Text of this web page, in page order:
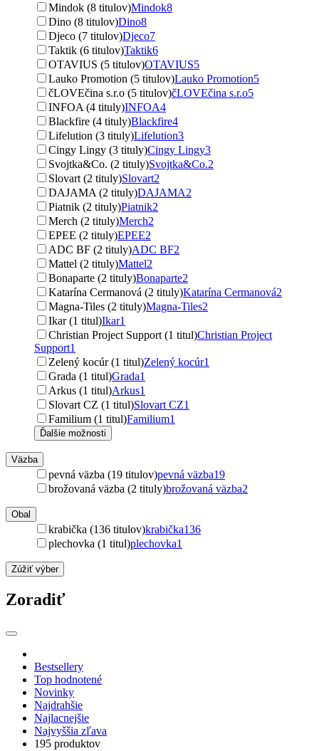
Mindok (8 titulov)Mindok8
Dino (8 titulov)Dino8
Djeco (7 titulov)Djeco7
Taktik (6 titulov)Taktik6
OTAVIUS (5 titulov)OTAVIUS5
Lauko Promotion (5 titulov)Lauko Promotion5
čLOVEčina s.r.o (5 titulov)čLOVEčina s.r.o5
INFOA (4 tituly)INFOA4
Blackfire (4 tituly)Blackfire4
Lifelution (3 tituly)Lifelution3
Cingy Lingy (3 tituly)Cingy Lingy3
Svojtka&Co. (2 tituly)Svojtka&Co.2
Slovart (2 tituly)Slovart2
DAJAMA (2 tituly)DAJAMA2
Piatnik (2 tituly)Piatnik2
Merch (2 tituly)Merch2
EPEE (2 tituly)EPEE2
ADC BF (2 tituly)ADC BF2
Mattel (2 tituly)Mattel2
Bonaparte (2 tituly)Bonaparte2
Katarína Cermanová (2 tituly)Katarína Cermanová2
Magna-Tiles (2 tituly)Magna-Tiles2
Ikar (1 titul)Ikar1
Christian Project Support (1 titul)Christian Project
Support1
Zelený kocúr (1 titul)Zelený kocúr1
Grada (1 titul)Grada1
Arkus (1 titul)Arkus1
Slovart CZ (1 titul)Slovart CZ1
Familium (1 titul)Familium1
Ďalšie možnosti
Väzba
pevná väzba (19 titulov)pevná väzba19
brožovaná väzba (2 tituly)brožovaná väzba2
Obal
krabička (136 titulov)krabička136
plechovka (1 titul)plechovka1
Zúžiť výber
Zoradiť
Bestsellery
Top hodnotené
Novinky
Najdrahšie
Najlacnejšie
Najvyššia zľava
195 produktov